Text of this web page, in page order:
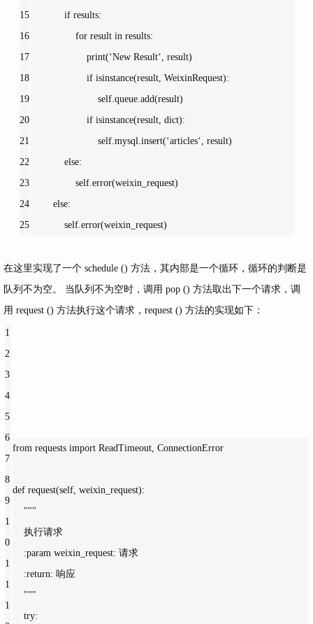
15
16
17
18
19
20
21
22
23
24
25
if results:
for result in results:
print(‘New Result‘, result)
if isinstance(result, WeixinRequest):
self.queue.add(result)
if isinstance(result, dict):
self.mysql.insert(‘articles‘, result)
else:
self.error(weixin_request)
else:
self.error(weixin_request)
在这里实现了一个 schedule () 方法，其内部是一个循环，循环的判断是
队列不为空。 当队列不为空时，调用 pop () 方法取出下一个请求，调
用 request () 方法执行这个请求，request () 方法的实现如下：
1
2
3
4
5
6
7
8
9
1
0
1
1
1
from requests import ReadTimeout, ConnectionError
def request(self, weixin_request):
"""
    执行请求
    :param weixin_request: 请求
    :return: 响应
    "
""
    try: